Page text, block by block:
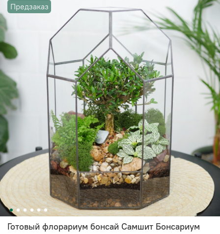
Предзаказ
Готовый флорариум бонсай Самшит Бонсариум